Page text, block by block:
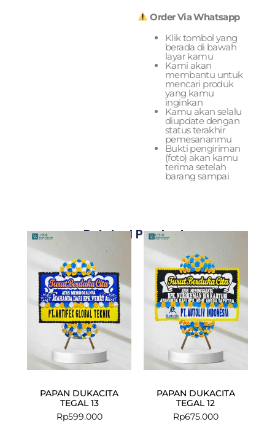
Order Via Whatsapp
Klik tombol yang
berada di bawah
layar kamu
Kami akan
membantu untuk
mencari produk
yang kamu
inginkan
Kamu akan selalu
diupdate dengan
status terakhir
pemesananmu
Bukti pengiriman
(foto) akan kamu
terima setelah
barang sampai
Related Products
PAPAN DUKACITA
TEGAL 13
Rp599.000
PAPAN DUKACITA
TEGAL 12
Rp675.000